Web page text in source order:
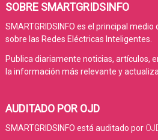
SOBRE SMARTGRIDSINFO
SMARTGRIDSINFO es el principal
sobre las Redes Eléctricas Inteligentes.
Publica diariamente noticias, artículos,
la información más relevante y
AUDITADO POR OJD
SMARTGRIDSINFO está auditado por